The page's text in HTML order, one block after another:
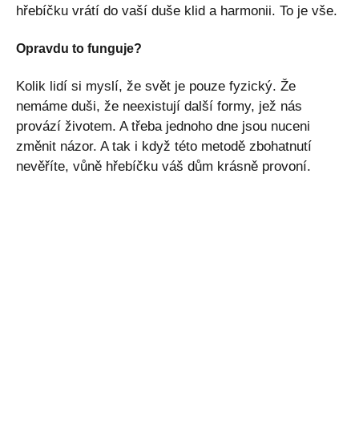
hřebíčku vrátí do vaší duše klid a harmonii. To je vše.
Opravdu to funguje?
Kolik lidí si myslí, že svět je pouze fyzický. Že
nemáme duši, že neexistují další formy, jež nás
provází životem. A třeba jednoho dne jsou nuceni
změnit názor. A tak i když této metodě zbohatnutí
nevěříte, vůně hřebíčku váš dům krásně provoní.